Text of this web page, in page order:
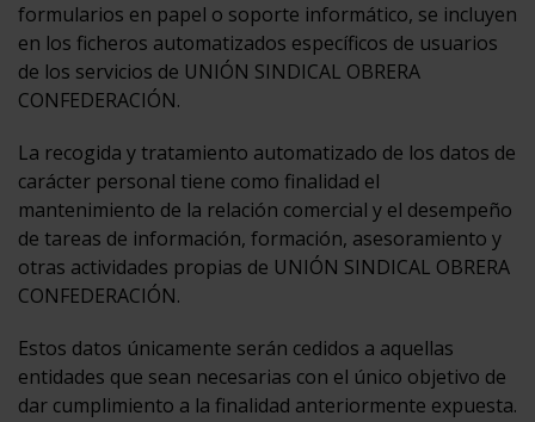
formularios en papel o soporte informático, se incluyen
en los ficheros automatizados específicos de usuarios
de los servicios de UNIÓN SINDICAL OBRERA
CONFEDERACIÓN.
La recogida y tratamiento automatizado de los datos de
carácter personal tiene como finalidad el
mantenimiento de la relación comercial y el desempeño
de tareas de información, formación, asesoramiento y
otras actividades propias de UNIÓN SINDICAL OBRERA
CONFEDERACIÓN.
Estos datos únicamente serán cedidos a aquellas
entidades que sean necesarias con el único objetivo de
dar cumplimiento a la finalidad anteriormente expuesta.